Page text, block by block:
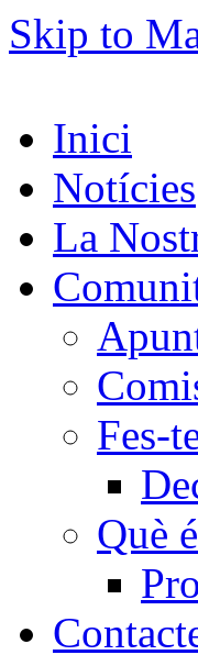
Skip to
Inici
Notícies
La
Fes-
Què